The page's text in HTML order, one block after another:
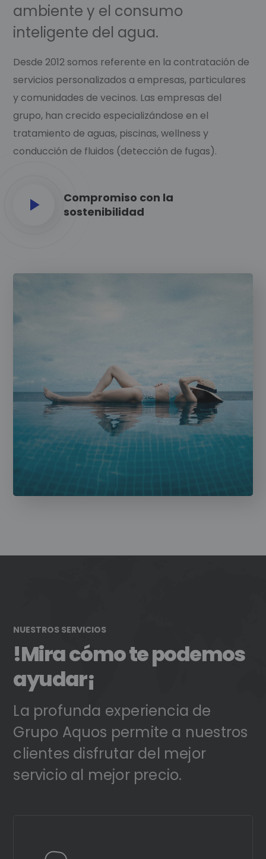
ambiente y el consumo
inteligente del agua.
Desde 2012 somos referente en la contratación de
servicios personalizados a empresas, particulares
y comunidades de vecinos. Las empresas del
grupo, han crecido especializándose en el
tratamiento de aguas, piscinas, wellness y
conducción de fluidos (detección de fugas).
Compromiso con la
sostenibilidad
NUESTROS SERVICIOS
!Mira cómo te podemos
ayudar¡
La profunda experiencia de
Grupo Aquos permite a nuestros
clientes disfrutar del mejor
servicio al mejor precio.
Learn More